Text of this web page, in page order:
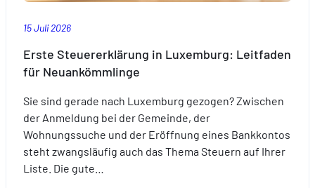
15 Juli 2026
Erste Steuererklärung in Luxemburg: Leitfaden
für Neuankömmlinge
Sie sind gerade nach Luxemburg gezogen? Zwischen
der Anmeldung bei der Gemeinde, der
Wohnungssuche und der Eröffnung eines Bankkontos
steht zwangsläufig auch das Thema Steuern auf Ihrer
Liste. Die gute…